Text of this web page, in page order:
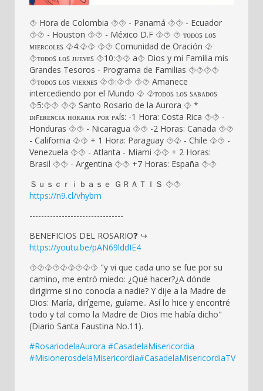
⯑ Hora de Colombia ⯑⯑ - Panamá ⯑⯑ - Ecuador
⯑⯑ - Houston ⯑⯑ - México D.F ⯑⯑ ⯑ ᴛᴏᴅᴏꜱ ʟᴏꜱ
ᴍɪᴇʀᴄᴏʟᴇꜱ ⯑4:⯑⯑ ⯑⯑ Comunidad de Oración ⯑
⯑ᴛᴏᴅᴏꜱ ʟᴏꜱ ᴊᴜᴇᴠᴇꜱ ⯑10:⯑⯑ a⯑ Dios y mi Familia mis
Grandes Tesoros - Programa de Familias ⯑‍⯑‍⯑‍⯑
⯑ᴛᴏᴅᴏꜱ ʟᴏꜱ ᴠɪᴇʀɴᴇꜱ ⯑⯑:⯑⯑ ⯑⯑ Amanece
intercediendo por el Mundo ⯑ ⯑ᴛᴏᴅᴏꜱ ʟᴏꜱ ꜱᴀʙᴀᴅᴏꜱ
⯑5:⯑⯑ ⯑⯑ Santo Rosario de la Aurora ⯑ *
ᴅɪꜰᴇʀᴇɴᴄɪᴀ ʜᴏʀᴀʀɪᴀ ᴩᴏʀ ᴩᴀíꜱ: -1 Hora: Costa Rica ⯑⯑ -
Honduras ⯑⯑ - Nicaragua ⯑⯑ -2 Horas: Canada ⯑⯑
- California ⯑⯑ + 1 Hora: Paraguay ⯑⯑ - Chile ⯑⯑ -
Venezuela ⯑⯑ - Atlanta - Miami ⯑⯑ + 2 Horas:
Brasil ⯑⯑ - Argentina ⯑⯑ +7 Horas: España ⯑⯑
Ｓｕｓｃｒｉｂａｓｅ ＧＲＡＴＩＳ ⯑⯑
https://n9.cl/vhybm
--------------------------------
BENEFICIOS DEL ROSARIO❓ ↪️
https://youtu.be/pAN69lddIE4
⯑⯑⯑⯑⯑⯑⯑⯑⯑ "y vi que cada uno se fue por su
camino, me entró miedo: ¿Qué hacer?¿A dónde
dirigirme si no conocía a nadie? Y dije a la Madre de
Dios: María, dirígeme, guíame.. Así lo hice y encontré
todo y tal como la Madre de Dios me había dicho"
(Diario Santa Faustina No.11).
#RosariodelaAurora #CasadelaMisericordia
#MisionerosdelaMisericordia#CasadelaMisericordiaTV